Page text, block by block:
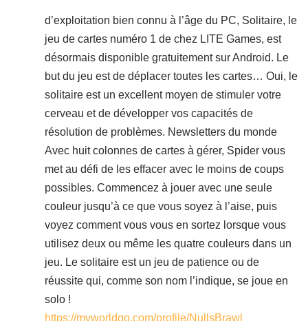
d’exploitation bien connu à l’âge du PC, Solitaire, le
jeu de cartes numéro 1 de chez LITE Games, est
désormais disponible gratuitement sur Android. Le
but du jeu est de déplacer toutes les cartes… Oui, le
solitaire est un excellent moyen de stimuler votre
cerveau et de développer vos capacités de
résolution de problèmes. Newsletters du monde
Avec huit colonnes de cartes à gérer, Spider vous
met au défi de les effacer avec le moins de coups
possibles. Commencez à jouer avec une seule
couleur jusqu’à ce que vous soyez à l’aise, puis
voyez comment vous vous en sortez lorsque vous
utilisez deux ou même les quatre couleurs dans un
jeu. Le solitaire est un jeu de patience ou de
réussite qui, comme son nom l’indique, se joue en
solo !
https://myworldgo.com/profile/NullsBrawl